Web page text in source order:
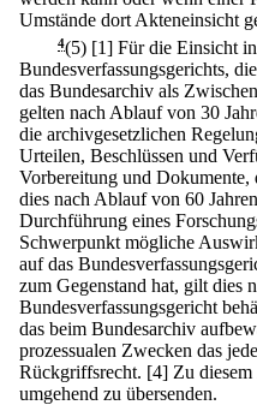
Umstände dort Akteneinsicht
4(5) [1] Für die Einsicht
Bundesverfassungsgerichts,
das Bundesarchiv als
gelten nach Ablauf von 30
die archivgesetzlichen
Urteilen, Beschlüssen und
Vorbereitung und
dies nach Ablauf von 60
Durchführung eines
Schwerpunkt mögliche
auf das
zum Gegenstand hat, gilt dies
Bundesverfassungsgericht
das beim Bundesarchiv
prozessualen Zwecken das
Rückgriffsrecht. [4] Zu
umgehend zu übersenden.